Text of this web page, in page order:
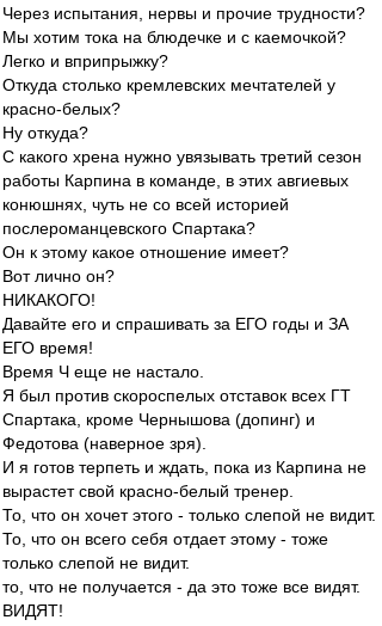
Через испытания, нервы и прочие трудности?
Мы хотим тока на блюдечке и с каемочкой?
Легко и вприпрыжку?
Откуда столько кремлевских мечтателей у
красно-белых?
Ну откуда?
С какого хрена нужно увязывать третий сезон
работы Карпина в команде, в этих авгиевых
конюшнях, чуть не со всей историей
послероманцевского Спартака?
Он к этому какое отношение имеет?
Вот лично он?
НИКАКОГО!
Давайте его и спрашивать за ЕГО годы и ЗА
ЕГО время!
Время Ч еще не настало.
Я был против скороспелых отставок всех ГТ
Спартака, кроме Чернышова (допинг) и
Федотова (наверное зря).
И я готов терпеть и ждать, пока из Карпина не
вырастет свой красно-белый тренер.
То, что он хочет этого - только слепой не видит.
То, что он всего себя отдает этому - тоже
только слепой не видит.
то, что не получается - да это тоже все видят.
ВИДЯТ!